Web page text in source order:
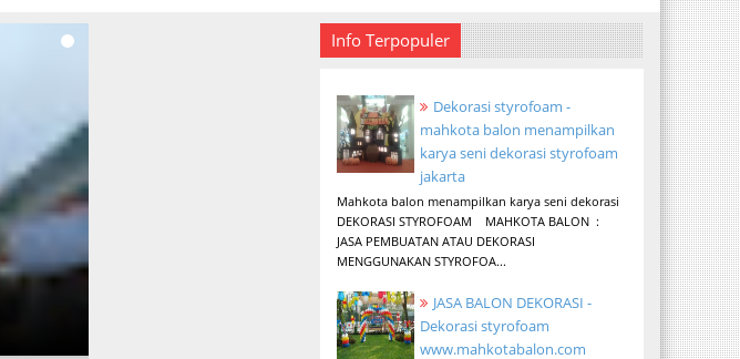
Info Terpopuler
Dekorasi styrofoam -
mahkota balon menampilkan
karya seni dekorasi styrofoam
jakarta
Mahkota balon menampilkan karya seni dekorasi
DEKORASI STYROFOAM MAHKOTA BALON :
JASA PEMBUATAN ATAU DEKORASI
MENGGUNAKAN STYROFOA...
JASA BALON DEKORASI -
Dekorasi styrofoam
www.mahkotabalon.com